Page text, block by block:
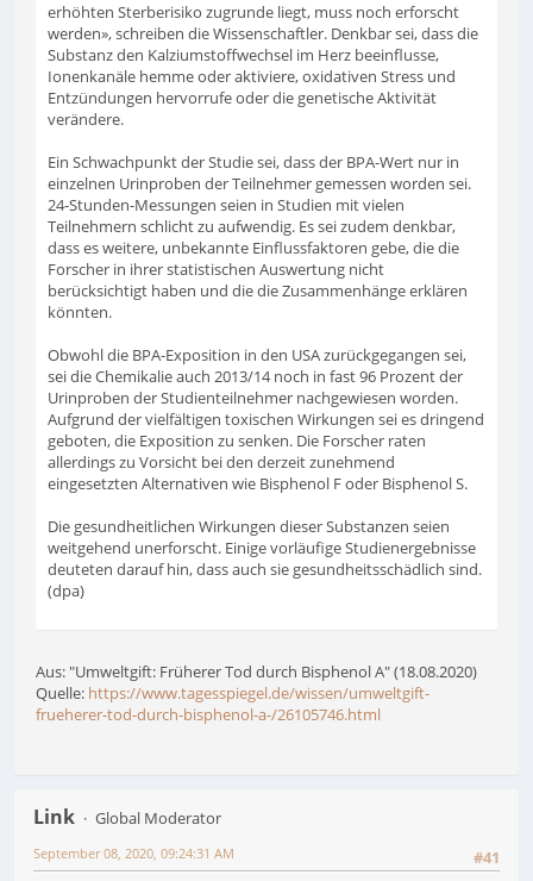
erhöhten Sterberisiko zugrunde liegt, muss noch erforscht
werden», schreiben die Wissenschaftler. Denkbar sei, dass die
Substanz den Kalziumstoffwechsel im Herz beeinflusse,
Ionenkanäle hemme oder aktiviere, oxidativen Stress und
Entzündungen hervorrufe oder die genetische Aktivität
verändere.
Ein Schwachpunkt der Studie sei, dass der BPA-Wert nur in
einzelnen Urinproben der Teilnehmer gemessen worden sei.
24-Stunden-Messungen seien in Studien mit vielen
Teilnehmern schlicht zu aufwendig. Es sei zudem denkbar,
dass es weitere, unbekannte Einflussfaktoren gebe, die die
Forscher in ihrer statistischen Auswertung nicht
berücksichtigt haben und die die Zusammenhänge erklären
könnten.
Obwohl die BPA-Exposition in den USA zurückgegangen sei,
sei die Chemikalie auch 2013/14 noch in fast 96 Prozent der
Urinproben der Studienteilnehmer nachgewiesen worden.
Aufgrund der vielfältigen toxischen Wirkungen sei es dringend
geboten, die Exposition zu senken. Die Forscher raten
allerdings zu Vorsicht bei den derzeit zunehmend
eingesetzten Alternativen wie Bisphenol F oder Bisphenol S.
Die gesundheitlichen Wirkungen dieser Substanzen seien
weitgehend unerforscht. Einige vorläufige Studienergebnisse
deuteten darauf hin, dass auch sie gesundheitsschädlich sind.
(dpa)
Aus: "Umweltgift: Früherer Tod durch Bisphenol A" (18.08.2020)
Quelle: https://www.tagesspiegel.de/wissen/umweltgift-
frueherer-tod-durch-bisphenol-a-/26105746.html
Link
Global Moderator
#41
September 08, 2020, 09:24:31 AM